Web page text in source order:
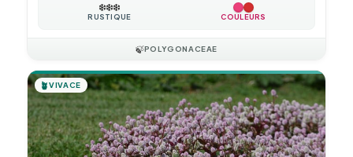
❄️❄️❄️
RUSTIQUE COULEURS
🍃POLYGONACEAE
🪴VIVACE